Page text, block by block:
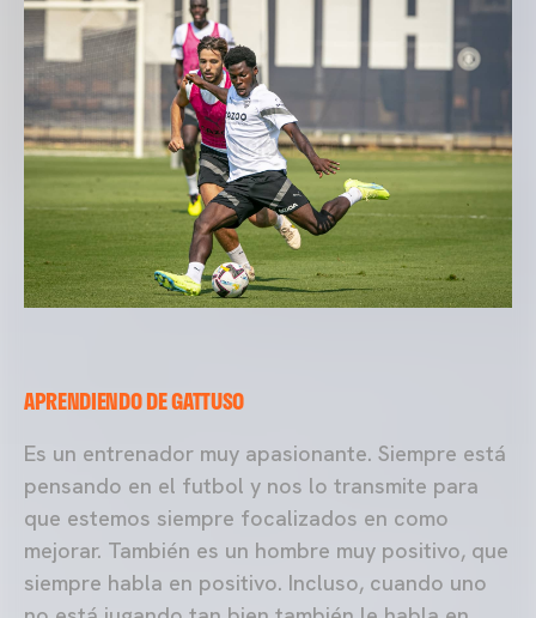
APRENDIENDO DE GATTUSO
Es un entrenador muy apasionante. Siempre está
pensando en el futbol y nos lo transmite para
que estemos siempre focalizados en como
mejorar. También es un hombre muy positivo, que
siempre habla en positivo. Incluso, cuando uno